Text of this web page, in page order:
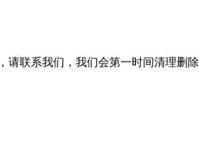
请联系我们，我们会第一时间清理删除